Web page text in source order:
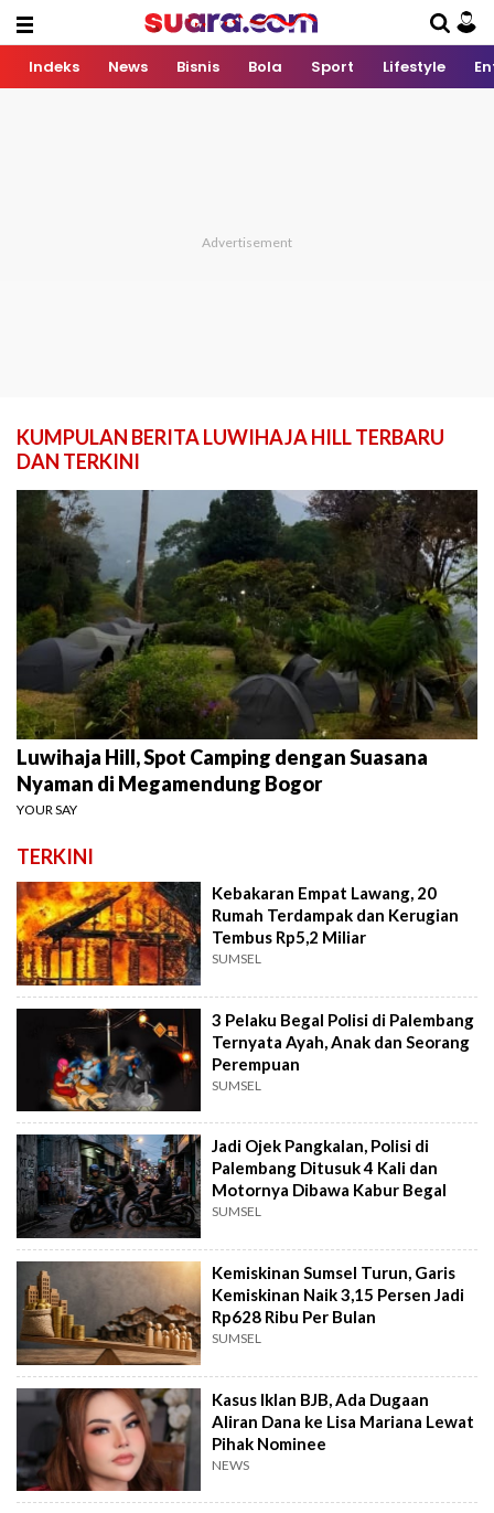
Indeks News Bisnis Bola Sport Lifestyle
KUMPULAN BERITA LUWIHAJA HILL TERBARU
DAN TERKINI
Luwihaja Hill, Spot Camping dengan Suasana
Nyaman di Megamendung Bogor
YOUR SAY
TERKINI
Kebakaran Empat Lawang, 20
Rumah Terdampak dan Kerugian
Tembus Rp5,2 Miliar
SUMSEL
3 Pelaku Begal Polisi di Palembang
Ternyata Ayah, Anak dan Seorang
Perempuan
SUMSEL
Jadi Ojek Pangkalan, Polisi di
Palembang Ditusuk 4 Kali dan
Motornya Dibawa Kabur Begal
SUMSEL
Kemiskinan Sumsel Turun, Garis
Kemiskinan Naik 3,15 Persen Jadi
Rp628 Ribu Per Bulan
SUMSEL
Kasus Iklan BJB, Ada Dugaan
Aliran Dana ke Lisa Mariana Lewat
Pihak Nominee
NEWS